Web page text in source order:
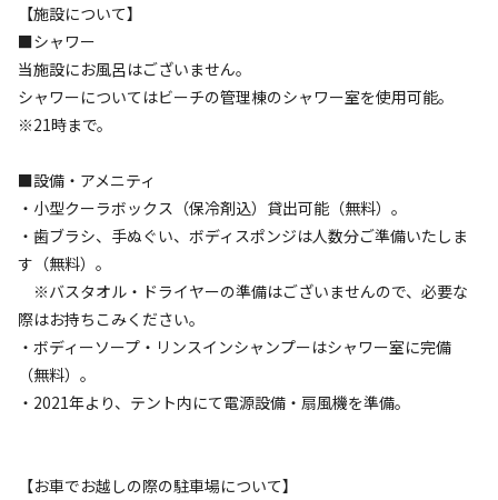
【施設について】
■シャワー
当施設にお風呂はございません。
シャワーについてはビーチの管理棟のシャワー室を使用可能。
※21時まで。
■設備・アメニティ
・小型クーラボックス（保冷剤込）貸出可能（無料）。
・歯ブラシ、手ぬぐい、ボディスポンジは人数分ご準備いたしま
す（無料）。
※バスタオル・ドライヤーの準備はございませんので、必要な
際はお持ちこみください。
・ボディーソープ・リンスインシャンプーはシャワー室に完備
（無料）。
・2021年より、テント内にて電源設備・扇風機を準備。
【お車でお越しの際の駐車場について】
宿泊施設（5件）
宿泊 グランピング
なし★プラン